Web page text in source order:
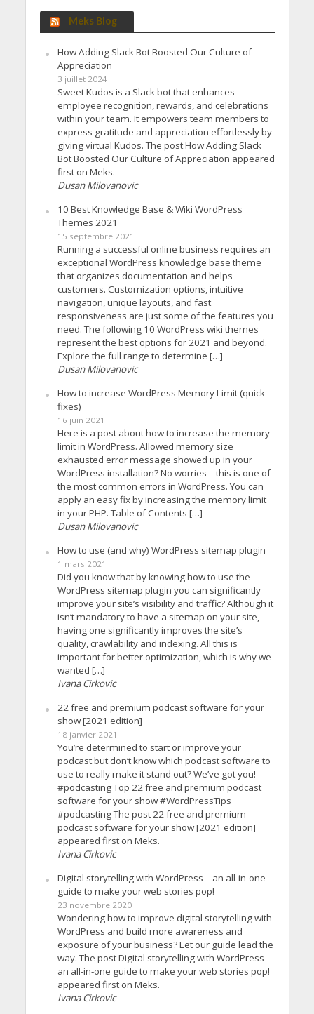
Meks Blog
How Adding Slack Bot Boosted Our Culture of
Appreciation
3 juillet 2024
Sweet Kudos is a Slack bot that enhances
employee recognition, rewards, and celebrations
within your team. It empowers team members to
express gratitude and appreciation effortlessly by
giving virtual Kudos. The post How Adding Slack
Bot Boosted Our Culture of Appreciation appeared
first on Meks.
Dusan Milovanovic
10 Best Knowledge Base & Wiki WordPress
Themes 2021
15 septembre 2021
Running a successful online business requires an
exceptional WordPress knowledge base theme
that organizes documentation and helps
customers. Customization options, intuitive
navigation, unique layouts, and fast
responsiveness are just some of the features you
need. The following 10 WordPress wiki themes
represent the best options for 2021 and beyond.
Explore the full range to determine […]
Dusan Milovanovic
How to increase WordPress Memory Limit (quick
fixes)
16 juin 2021
Here is a post about how to increase the memory
limit in WordPress. Allowed memory size
exhausted error message showed up in your
WordPress installation? No worries – this is one of
the most common errors in WordPress. You can
apply an easy fix by increasing the memory limit
in your PHP. Table of Contents […]
Dusan Milovanovic
How to use (and why) WordPress sitemap plugin
1 mars 2021
Did you know that by knowing how to use the
WordPress sitemap plugin you can significantly
improve your site’s visibility and traffic? Although it
isn’t mandatory to have a sitemap on your site,
having one significantly improves the site’s
quality, crawlability and indexing. All this is
important for better optimization, which is why we
wanted […]
Ivana Cirkovic
22 free and premium podcast software for your
show [2021 edition]
18 janvier 2021
You’re determined to start or improve your
podcast but don’t know which podcast software to
use to really make it stand out? We’ve got you!
#podcasting Top 22 free and premium podcast
software for your show #WordPressTips
#podcasting The post 22 free and premium
podcast software for your show [2021 edition]
appeared first on Meks.
Ivana Cirkovic
Digital storytelling with WordPress – an all-in-one
guide to make your web stories pop!
23 novembre 2020
Wondering how to improve digital storytelling with
WordPress and build more awareness and
exposure of your business? Let our guide lead the
way. The post Digital storytelling with WordPress –
an all-in-one guide to make your web stories pop!
appeared first on Meks.
Ivana Cirkovic